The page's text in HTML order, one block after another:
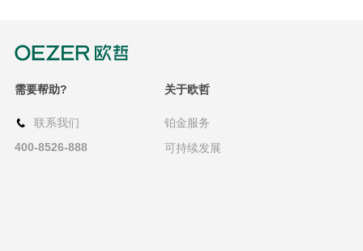
需要帮助?
联系我们
400-8526-888
关于欧哲
铂金服务
可持续发展